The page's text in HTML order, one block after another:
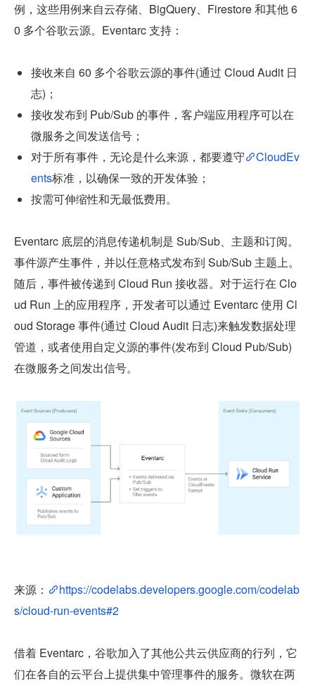
例，这些用例来自云存储、BigQuery、Firestore 和其他 6
0 多个谷歌云源。Eventarc 支持：
接收来自 60 多个谷歌云源的事件(通过 Cloud Audit 日
志)；
接收发布到 Pub/Sub 的事件，客户端应用程序可以在
微服务之间发送信号；
对于所有事件，无论是什么来源，都要遵守
CloudEv
ents标准，以确保一致的开发体验；
按需可伸缩性和无最低费用。
Eventarc 底层的消息传递机制是 Sub/Sub、主题和订阅。
事件源产生事件，并以任意格式发布到 Sub/Sub 主题上。
随后，事件被传递到 Cloud Run 接收器。对于运行在 Clo
ud Run 上的应用程序，开发者可以通过 Eventarc 使用 Cl
oud Storage 事件(通过 Cloud Audit 日志)来触发数据处理
管道，或者使用自定义源的事件(发布到 Cloud Pub/Sub)
在微服务之间发出信号。
来源：
https://codelabs.developers.google.com/codelab
s/cloud-run-events#2
借着 Eventarc，谷歌加入了其他公共云供应商的行列，它
们在各自的云平台上提供集中管理事件的服务。微软在两